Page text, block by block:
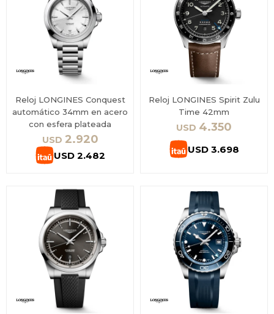
Reloj LONGINES Conquest
automático 34mm en acero
con esfera plateada
USD 2.920
USD 2.482
Reloj LONGINES Spirit Zulu
Time 42mm
USD 4.350
USD 3.698